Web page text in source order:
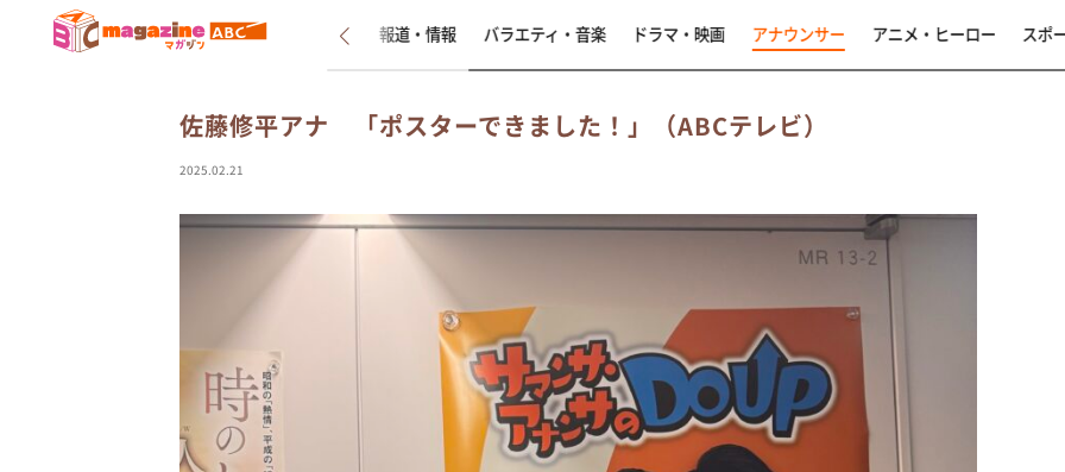
新着 インタビュー 報道・情報 バラエティ・音楽 ドラマ・映画 アナウンサー アニメ・ヒーロー スポ
佐藤修平アナ 「ポスターできました！」（ABCテレビ）
2025.02.21